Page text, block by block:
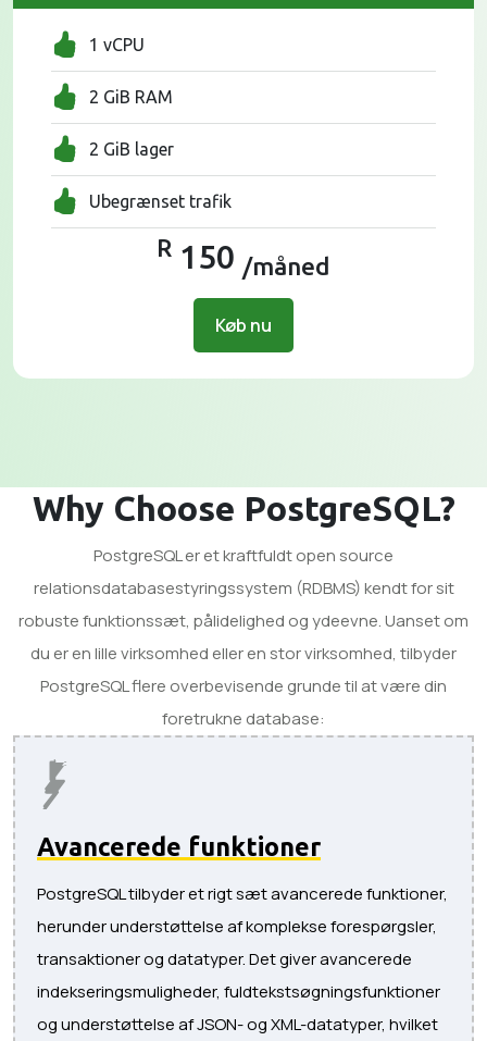
1 vCPU
2 GiB RAM
2 GiB lager
Ubegrænset trafik
R 150 /måned
Køb nu
Why Choose PostgreSQL?
PostgreSQL er et kraftfuldt open source
relationsdatabasestyringssystem (RDBMS) kendt for sit
robuste funktionssæt, pålidelighed og ydeevne. Uanset om
du er en lille virksomhed eller en stor virksomhed, tilbyder
PostgreSQL flere overbevisende grunde til at være din
foretrukne database:
Avancerede funktioner
PostgreSQL tilbyder et rigt sæt avancerede funktioner,
herunder understøttelse af komplekse forespørgsler,
transaktioner og datatyper. Det giver avancerede
indekseringsmuligheder, fuldtekstsøgningsfunktioner
og understøttelse af JSON- og XML-datatyper, hvilket